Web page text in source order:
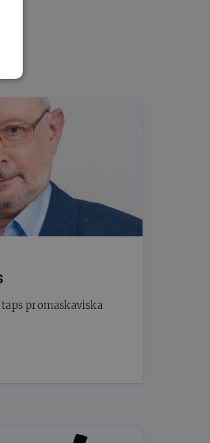
promaskaviska